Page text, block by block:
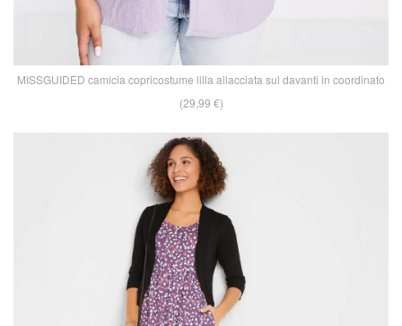
MISSGUIDED camicia copricostume lilla allacciata sul davanti in coordinato
(29,99 €)